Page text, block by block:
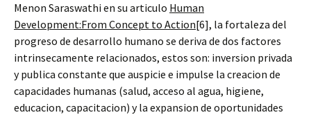
Menon Saraswathi en su articulo Human
Development:From Concept to Action[6], la fortaleza del
progreso de desarrollo humano se deriva de dos factores
intrinsecamente relacionados, estos son: inversion privada
y publica constante que auspicie e impulse la creacion de
capacidades humanas (salud, acceso al agua, higiene,
educacion, capacitacion) y la expansion de oportunidades